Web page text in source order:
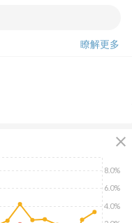
瞭解更多
close
4.0%
6.0%
8.0%